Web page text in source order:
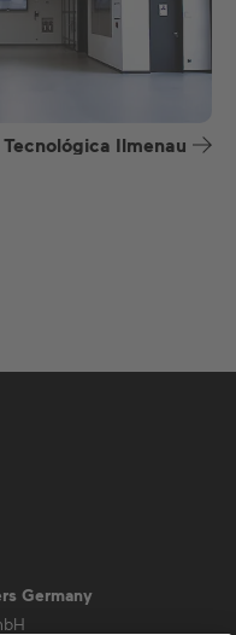
Ilmenau
Germany